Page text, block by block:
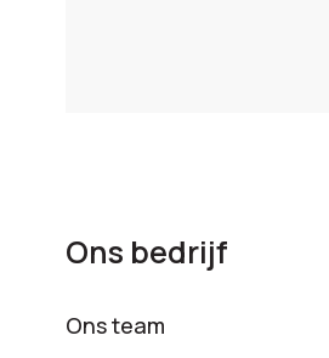
Ons bedrijf
Ons team